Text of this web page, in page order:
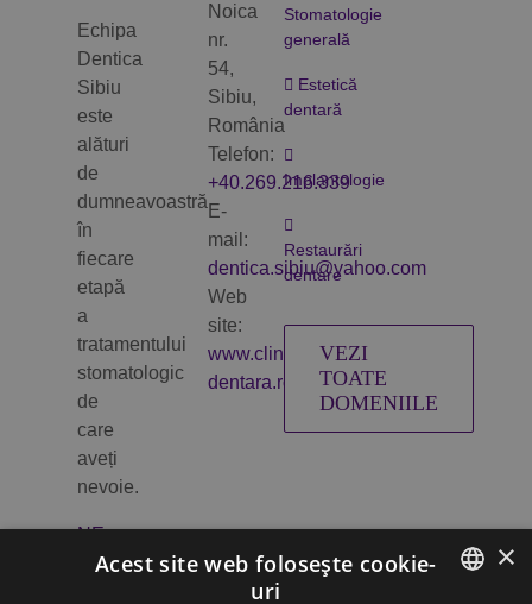
Echipa
Dentica
Sibiu
este
alături
de
dumneavoastră
în
fiecare
etapă
a
tratamentului
stomatologic
de
care
aveți
nevoie.
NE
GĂSIȚI
Noica
nr.
54,
Sibiu,
România
Telefon:
+40.269.216.339
E-
mail:
dentica.sibiu@yahoo.com
Web
site:
www.clinica-
dentara.ro
Stomatologie
generală
Estetică
dentară
Implantologie
Restaurări
dentare
VEZI
TOATE
DOMENIILE
×
Acest site web folosește cookie-
uri